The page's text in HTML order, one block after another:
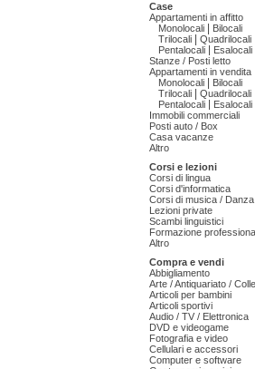
Case
Appartamenti in affitto
Monolocali
Bilocali
Trilocali
Quadrilocali
Pentalocali
Esalocali
Stanze / Posti letto
Appartamenti in vendita
Monolocali
Bilocali
Trilocali
Quadrilocali
Pentalocali
Esalocali
Immobili commerciali
Posti auto / Box
Casa vacanze
Altro
Corsi e lezioni
Corsi di lingua
Corsi d'informatica
Corsi di musica /
Lezioni private
Scambi linguistici
Formazione
Altro
Compra e vendi
Abbigliamento
Arte / Antiquariato /
Articoli per bambini
Articoli sportivi
Audio / TV / Elettronica
DVD e videogame
Fotografia e video
Cellulari e accessori
Computer e software